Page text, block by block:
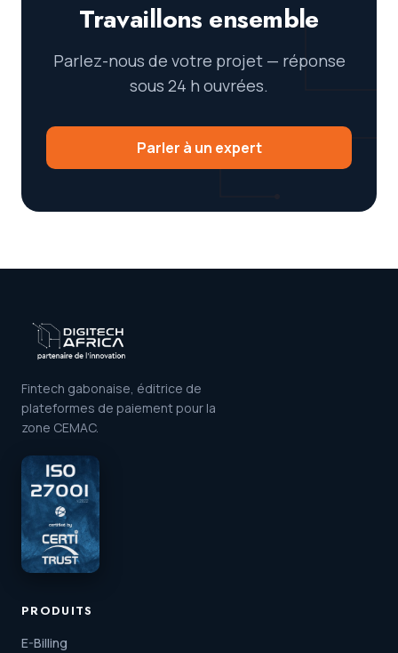
Travaillons ensemble
Parlez-nous de votre projet — réponse
sous 24 h ouvrées.
Parler à un expert
Fintech gabonaise, éditrice de
plateformes de paiement pour la
zone CEMAC.
PRODUITS
E-Billing